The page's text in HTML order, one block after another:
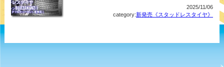
2025/11/06
category:新発売《スタッドレスタイヤ》